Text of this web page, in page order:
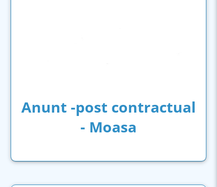
Anunt -post contractual
- Moasa